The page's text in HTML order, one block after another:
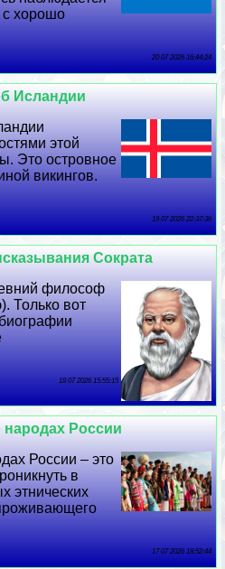
хорошо
20 07 2026 16:44:24
Исландии
этой
Это островное
викингов.
19 07 2026 22:37:36
Сократа
философ
Только вот
18 07 2026 15:55:15
России
России – это
в
этнических
17 07 2026 18:52:44